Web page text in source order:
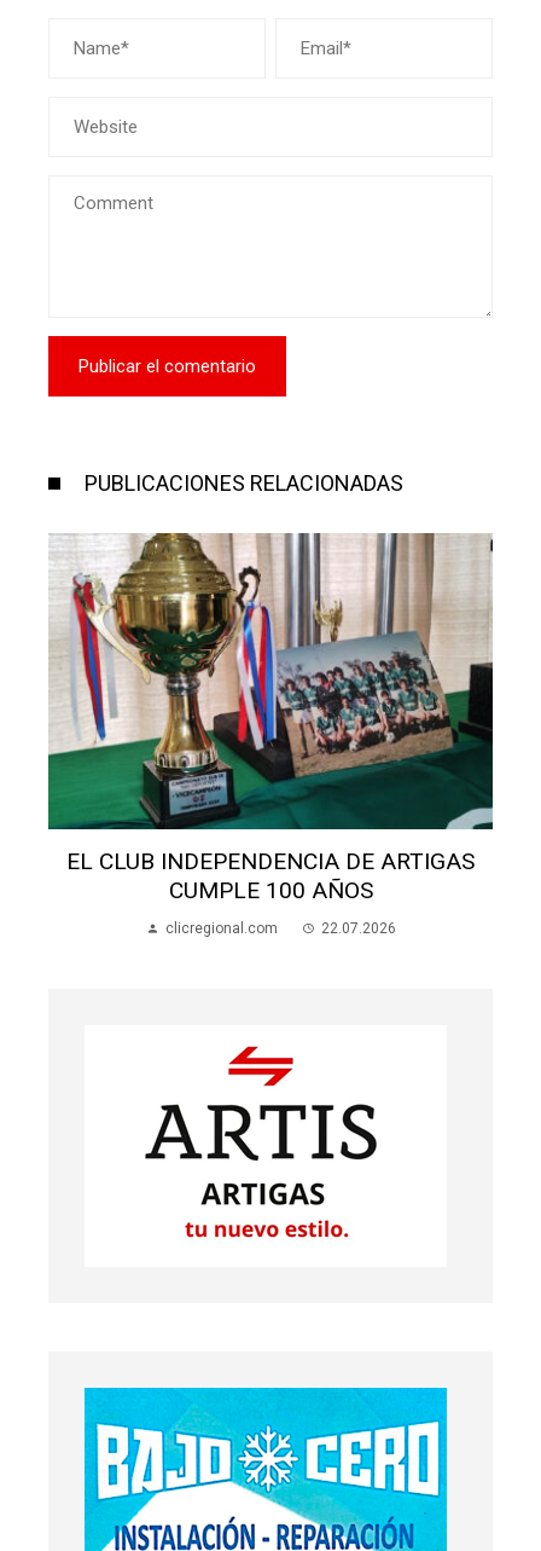
PUBLICACIONES RELACIONADAS
EL CLUB INDEPENDENCIA DE ARTIGAS
CUMPLE 100 AÑOS
clicregional.com 22.07.2026